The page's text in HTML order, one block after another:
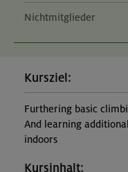
Nichtmitglieder
Kursziel:
Furthering basic
And learning
indoors
Kursinhalt: